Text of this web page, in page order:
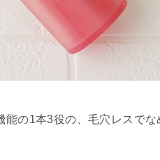
の1本3役の、毛穴レスでな